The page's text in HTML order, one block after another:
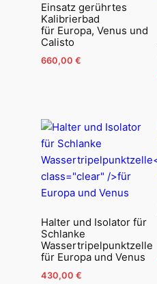
Einsatz gerührtes
Kalibrierbad
für Europa, Venus und
Calisto
660,00 €
Halter und Isolator für
Schlanke
Wassertripelpunktzelle
für Europa und Venus
430,00 €